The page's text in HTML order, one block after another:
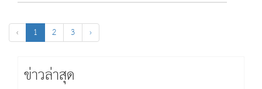
‹ 1 2 3 ›
ข่าวล่าสุด